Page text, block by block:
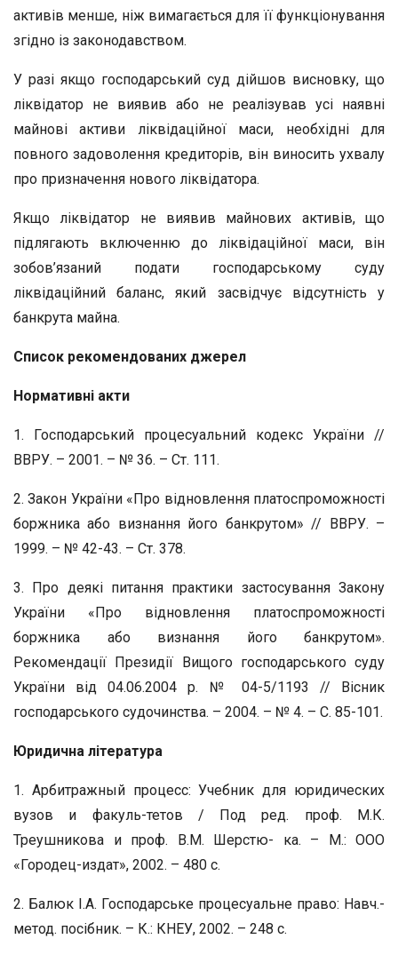
активів менше, ніж вимагається для її функціонування
згідно із законодавством.
У разі якщо господарський суд дійшов висновку, що
ліквідатор не виявив або не реалізував усі наявні
майнові активи ліквідаційної маси, необхідні для
повного задоволення кредиторів, він виносить ухвалу
про призначення нового ліквідатора.
Якщо ліквідатор не виявив майнових активів, що
підлягають включенню до ліквідаційної маси, він
зобов’язаний подати господарському суду
ліквідаційний баланс, який засвідчує відсутність у
банкрута майна.
Список рекомендованих джерел
Нормативні акти
1. Господарський процесуальний кодекс України //
ВВРУ. – 2001. – № 36. – Ст. 111.
2. Закон України «Про відновлення платоспроможності
боржника або визнання його банкрутом» // ВВРУ. –
1999. – № 42-43. – Ст. 378.
3. Про деякі питання практики застосування Закону
України «Про відновлення платоспроможності
боржника або визнання його банкрутом».
Рекомендації Президії Вищого господарського суду
України від 04.06.2004 р. № 04-5/1193 // Вісник
господарського судочинства. – 2004. – № 4. – С. 85-101.
Юридична література
1. Арбитражный процесс: Учебник для юридических
вузов и факуль-тетов / Под ред. проф. М.К.
Треушникова и проф. В.М. Шерстю- ка. – М.: ООО
«Городец-издат», 2002. – 480 с.
2. Балюк І.А. Господарське процесуальне право: Навч.-
метод. посібник. – К.: КНЕУ, 2002. – 248 с.